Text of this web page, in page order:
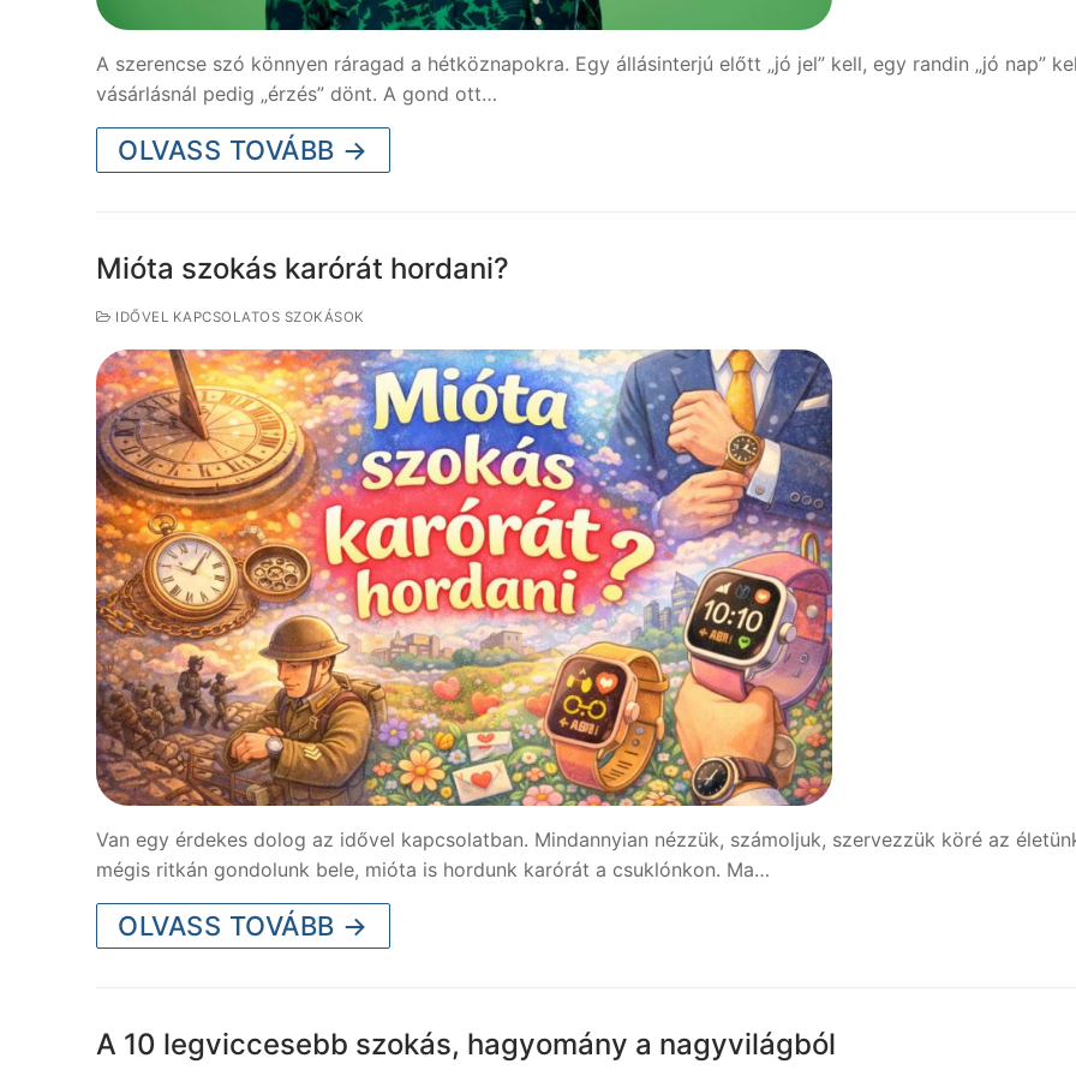
A szerencse szó könnyen ráragad a hétköznapokra. Egy állásinterjú előtt „jó jel” kell, egy randin „jó nap”
vásárlásnál pedig „érzés” dönt. A gond ott…
OLVASS TOVÁBB →
Mióta szokás karórát hordani?
IDŐVEL KAPCSOLATOS SZOKÁSOK
Van egy érdekes dolog az idővel kapcsolatban. Mindannyian nézzük, számoljuk, szervezzük köré az
mégis ritkán gondolunk bele, mióta is hordunk karórát a csuklónkon. Ma…
OLVASS TOVÁBB →
A 10 legviccesebb szokás, hagyomány a nagyvilágból